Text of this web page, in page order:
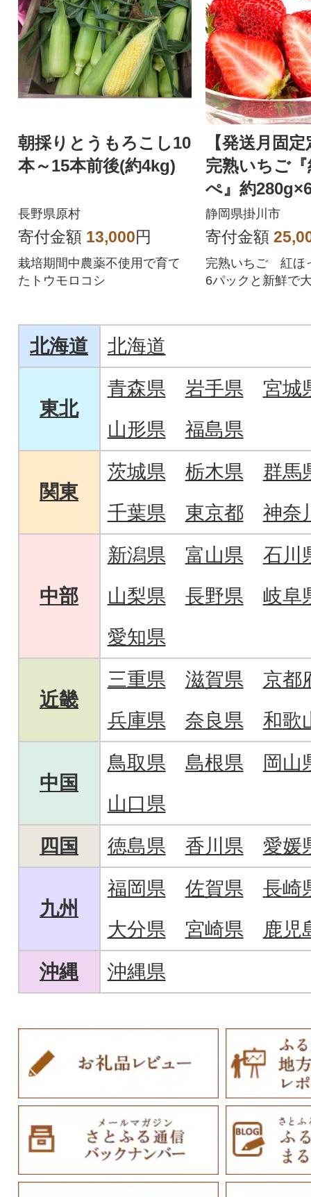
朝採りとうもろこし10
本～15本前後(約4kg)
長野県原村
寄付金額 13,000円
栽培期間中農薬不使用で育て
たトウモロコシ
【発送月固
完熟いちご
ぺ』約
と新鮮で大
ーベリー』全
静岡県掛川市
寄付金額
完熟いちご 紅ほ
6パックと新鮮で
北海道 北海道
東北
青森県 岩手県
宮城
山形県
福島県
関東
茨城県 栃木県
群馬
千葉県
東京都 神奈
中部
新潟県 富山県
石川
山梨県
長野県
岐阜
愛知県
近畿
三重県 滋賀県
京都
兵庫県
奈良県 和歌
中国
鳥取県 島根県
岡山
山口県
四国
徳島県 香川県 愛媛
九州
福岡県 佐賀県
長崎
大分県
宮崎県
鹿児
沖縄
沖縄県